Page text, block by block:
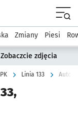
Komunikacja
Zmiany Piesi
zdjęcia
Linia 133